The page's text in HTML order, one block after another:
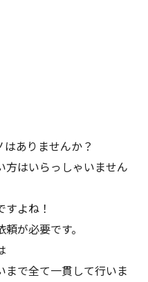
ありませんか？
方はいらっしゃいません
よね！
が必要です。
まで全て一貫して行いま